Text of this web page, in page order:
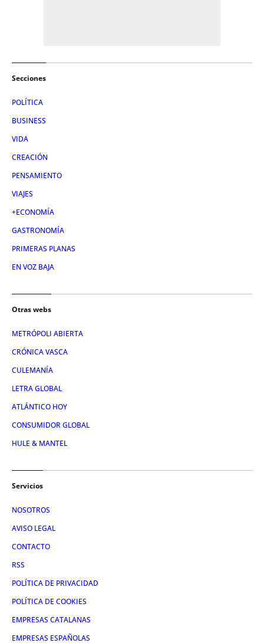
Secciones
POLÍTICA
BUSINESS
VIDA
CREACIÓN
PENSAMIENTO
VIAJES
+ECONOMÍA
GASTRONOMÍA
PRIMERAS PLANAS
EN VOZ BAJA
Otras webs
METRÓPOLI ABIERTA
CRÓNICA VASCA
CULEMANÍA
LETRA GLOBAL
ATLÁNTICO HOY
CONSUMIDOR GLOBAL
HULE & MANTEL
Servicios
NOSOTROS
AVISO LEGAL
CONTACTO
RSS
POLÍTICA DE PRIVACIDAD
POLÍTICA DE COOKIES
EMPRESAS CATALANAS
EMPRESAS ESPAÑOLAS